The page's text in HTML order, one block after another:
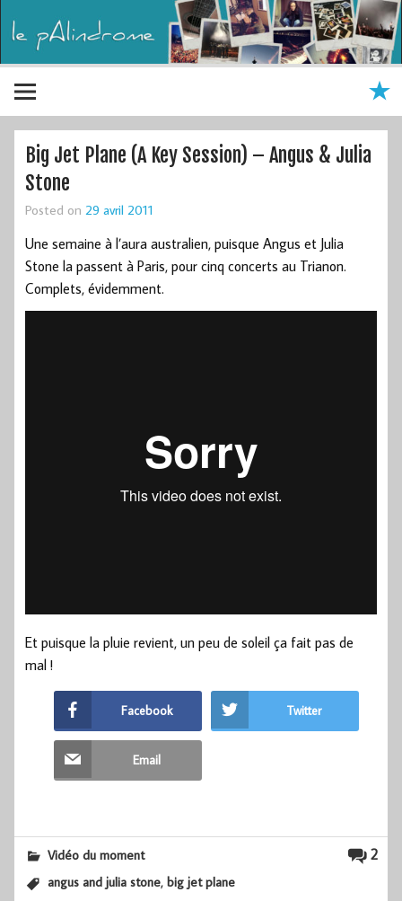
Big Jet Plane (A Key Session) – Angus & Julia
Stone
Posted on 29 avril 2011
Une semaine à l’aura australien, puisque Angus et Julia
Stone la passent à Paris, pour cinq concerts au Trianon.
Complets, évidemment.
Et puisque la pluie revient, un peu de soleil ça fait pas de
mal !
Facebook Twitter
Email
2
Vidéo du moment
angus and julia stone,big jet plane